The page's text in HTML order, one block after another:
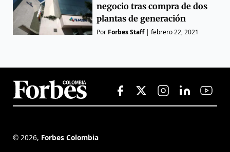
negocio tras compra de dos
plantas de generación
Por Forbes Staff|febrero 22, 2021
© 2026, Forbes Colombia